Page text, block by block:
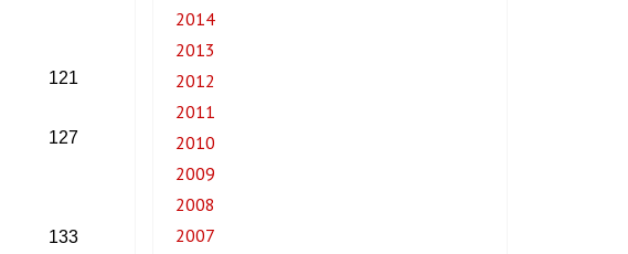
121
127
133
2014
2013
2012
2011
2010
2009
2008
2007